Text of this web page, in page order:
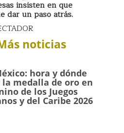
insisten en que
dar un paso atrás.
noticias
hora y dónde
medalla de oro en
de los Juegos
y del Caribe 2026